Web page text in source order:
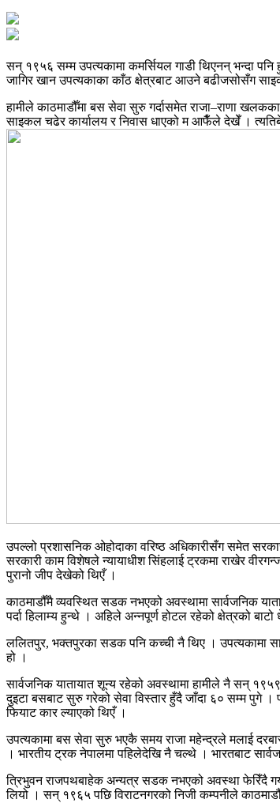
सन् १९५६ सम्म उपत्यकामा कमर्सियल गाडी थिएनन् भन्दा
जागिर खान उपत्यकाका काँठ क्षेत्रबाट आउने बढीजसोसँग
हामीले काठमाडौँमा बस सेवा सुरु गर्दासमेत राजा–राणा
साइकल चढेर कार्यालय र निवास धाएको म आफैँले देखेँ ।
उपल्लो प्रशासनिक ओहोदाका वरिष्ठ अधिकारीसँग समेत
सरकारी काम विशेषले न्यायाधीश सिंहलाई ट्रकमा राखेर
पुरानो जीप देखेको थिएँ ।
काठमाडौँमै व्यवस्थित सडक नभएको अवस्थामा सार्वजनिक
पर्दा हिलाम्य हुन्थे । अहिले अन्नपूर्ण होटल रहेको क्षेत्रको
ललितपुर, भक्तपुरका सडक पनि कच्ची नै थिए । उपत्यकामा
हो ।
सार्वजनिक यातायात शून्य रहेको अवस्थामा हामीले नै सन् १९५९
दुइटा बसबाट सुरु गरेको सेवा विस्तार हुँदै जाँदा ६० सम्म पुगे ।
फियाट कार ल्याएको थिएँ ।
उपत्यकामा बस सेवा सुरु भएकै समय राजा महेन्द्रले मलाई
। भारतीय ट्रक नेपालमा पहिलेदेखि नै चल्थे । भारतबाट
त्रिभुवन राजपथबाहेक अन्यत्र सडक नभएको अवस्था फेरिँदै गयो
लियो । सन् १९६५ पछि विराटनगरको निजी कम्पनीले